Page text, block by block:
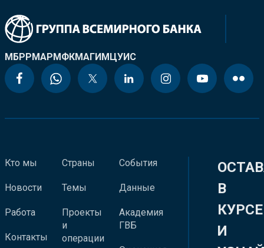
МБРРМАРМФКМАГИМЦУИС
Кто мы
Новости
Работа
Контакты
Страны
Темы
Проекты
и
операции
События
Данные
Академия
ГВБ
В
КУРСЕ
И